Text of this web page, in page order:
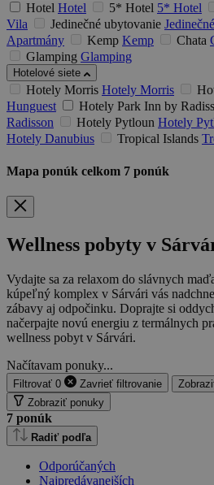
Hotel Hotel 5* Hotel 5* Hotel
Vila
Jedinečné ubytovanie
Apartmány
Kemp Kemp Chata
Glamping Glamping
Hotelové siete
Hotely Morris Hotely Morris
Hunguest
Hotely Park Inn by
Radisson
Hotely Pytloun Hotely
Hotely Danubius
Tropical Islands
Mapa ponúk celkom 7 ponúk
Wellness pobyty v
Vydajte sa za relaxom do slávnych
kúpeľný komplex v Sárvári vás
zábavy aj odpočinku. Doprajte si
načerpajte novú energiu z termálnych
wellness pobyt v Sárvári.
Načítavam ponuky...
Filtrovať 0 Zavrieť filtrovanie
Zobraziť ponuky
7 ponúk
Radiť podľa
Odporúčaných
Najpredávanejších